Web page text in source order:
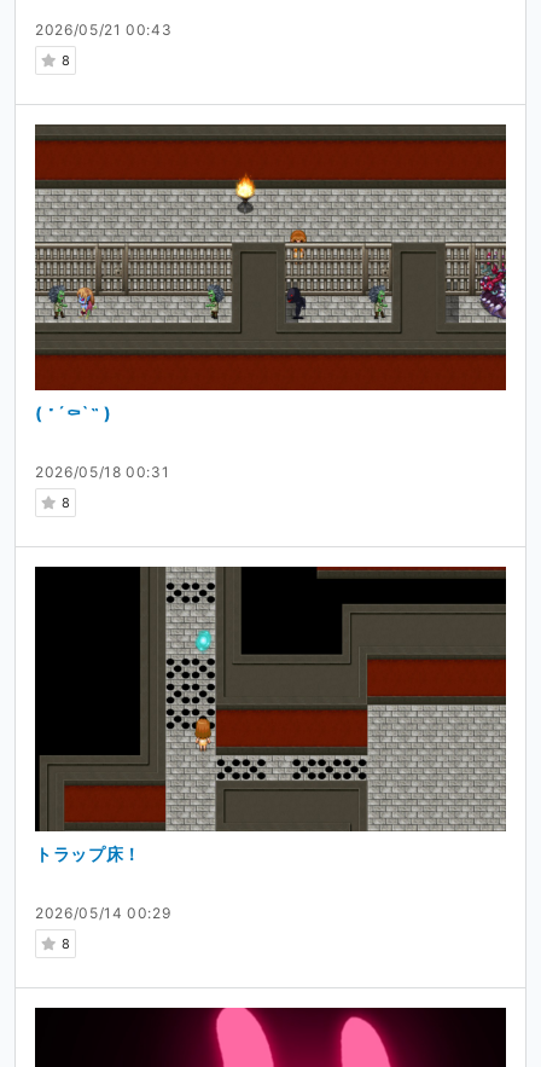
2026/05/21 00:43
8
2026/05/18 00:31
8
( ˶´⚰︎`˵ )
2026/05/14 00:29
8
トラップ床！